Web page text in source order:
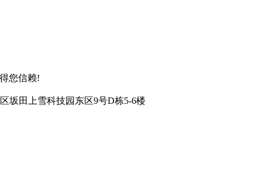
您信赖!
坂田上雪科技园东区9号D栋5-6楼